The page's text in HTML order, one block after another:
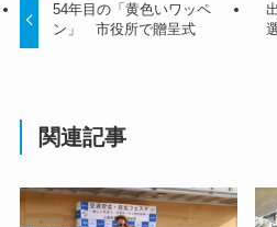
54年目の「黄色いワッペ
ン」 市役所で贈呈式
関連記事